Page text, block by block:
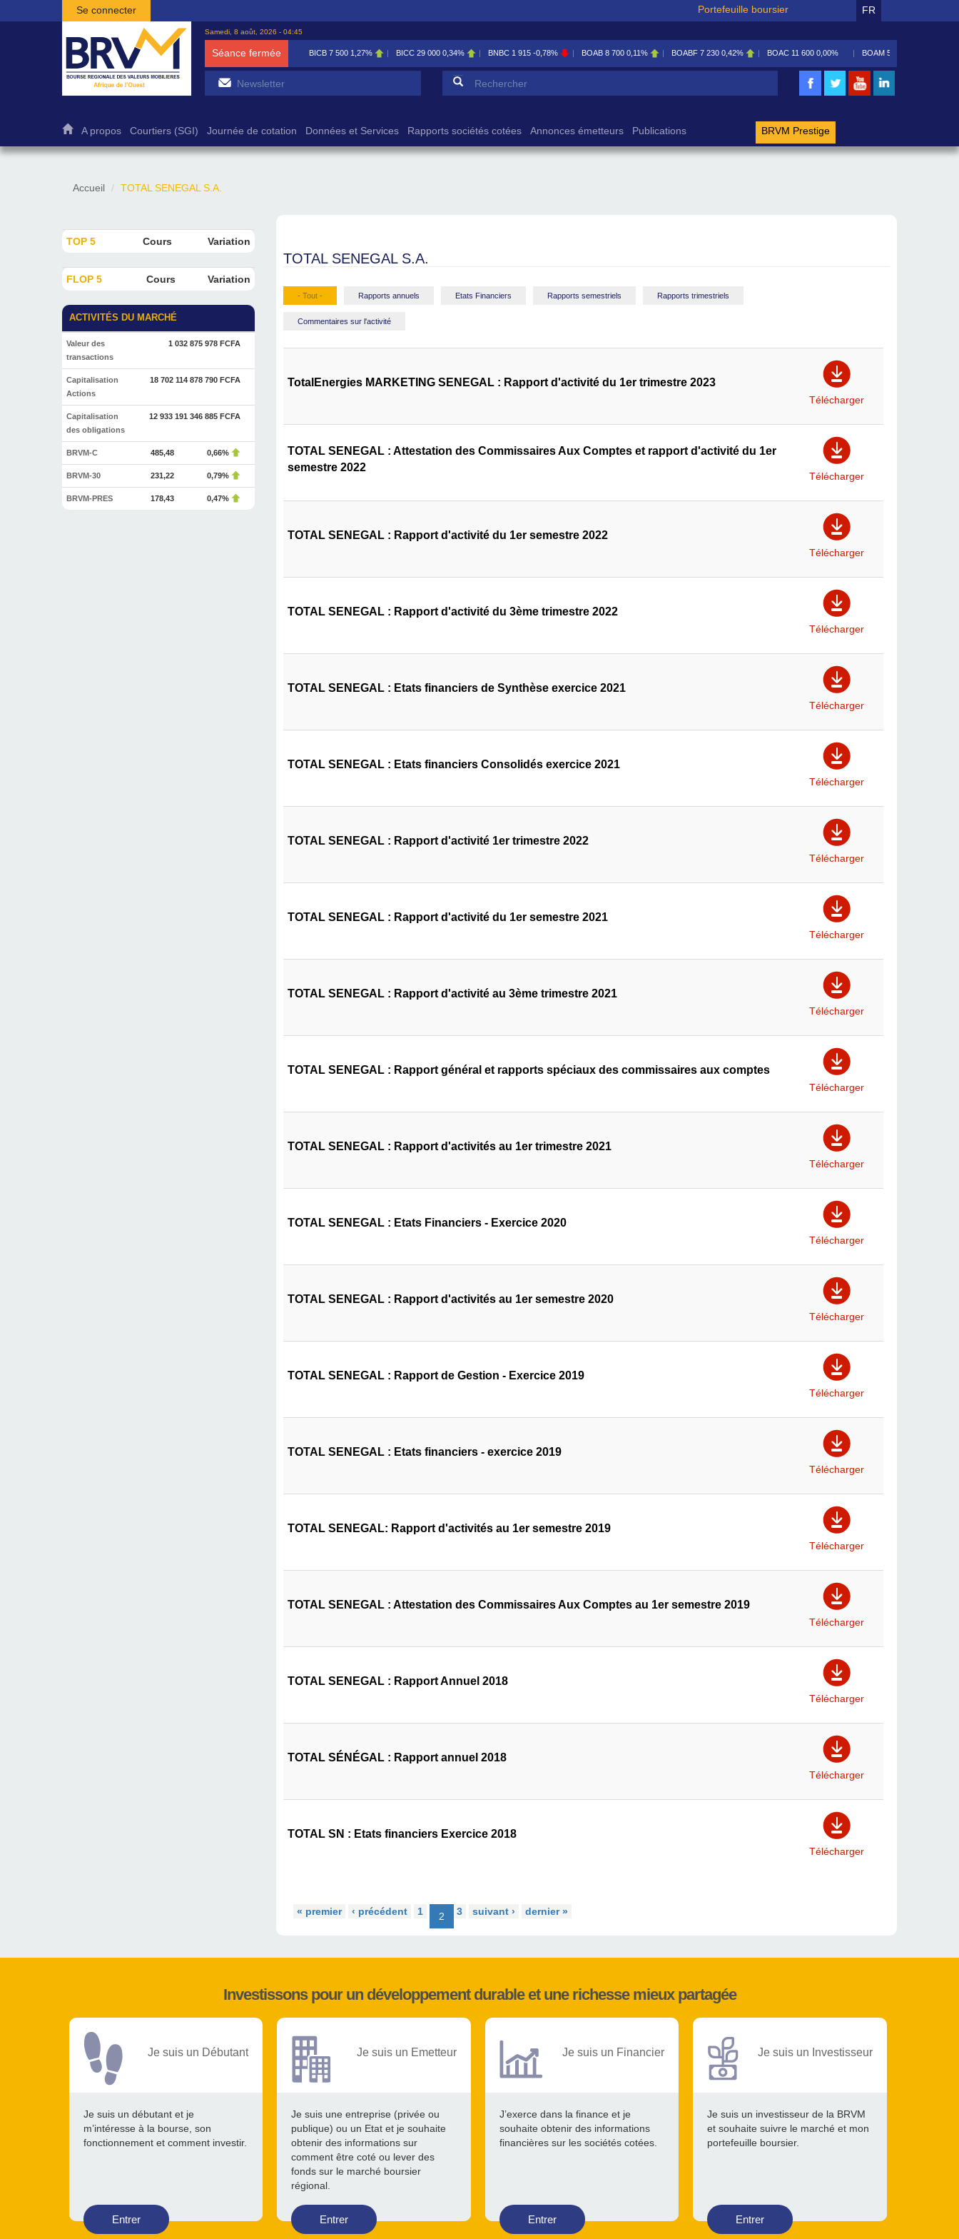
Aller au contenu principal
Se connecter Portefeuille boursier FR
Samedi, 8 août, 2026 - 04:45
Séance fermée
BICB 1,27% BICC 29 000 0,34% BNBC 1 915 -0,78% BOAB 8 700 0,11% BOABF 7 230 0,42% BOAC 11 600 0,00% BOAM 5 585 0,09%
Formulaire de recherche
A propos Courtiers (SGI) Journée de cotation Données et Services Rapports sociétés cotées Annonces émetteurs Publications BRVM Prestige
Accueil TOTAL SENEGAL S.A.
TOP 5 Cours Variation
FLOP 5 Cours Variation
ACTIVITÉS DU MARCHÉ
Valeur des
transactions
1 032 875 978 FCFA
Capitalisation
Actions
18 702 114 878 790 FCFA
Capitalisation
des obligations
12 933 191 346 885 FCFA
BRVM-C 485,48 0,66%
BRVM-30 231,22 0,79%
BRVM-PRES 178,43 0,47%
TOTAL SENEGAL S.A.
- Tout - Rapports annuels Etats Financiers Rapports semestriels Rapports trimestriels
Commentaires sur l'activité
TotalEnergies MARKETING SENEGAL : Rapport d'activité du 1er trimestre 2023
Télécharger
TOTAL SENEGAL : Attestation des Commissaires Aux Comptes et rapport d'activité du 1er
semestre 2022
Télécharger
TOTAL SENEGAL : Rapport d'activité du 1er semestre 2022
Télécharger
TOTAL SENEGAL : Rapport d'activité du 3ème trimestre 2022
Télécharger
TOTAL SENEGAL : Etats financiers de Synthèse exercice 2021
Télécharger
TOTAL SENEGAL : Etats financiers Consolidés exercice 2021
Télécharger
TOTAL SENEGAL : Rapport d'activité 1er trimestre 2022
Télécharger
TOTAL SENEGAL : Rapport d'activité du 1er semestre 2021
Télécharger
TOTAL SENEGAL : Rapport d'activité au 3ème trimestre 2021
Télécharger
TOTAL SENEGAL : Rapport général et rapports spéciaux des commissaires aux comptes
Télécharger
TOTAL SENEGAL : Rapport d'activités au 1er trimestre 2021
Télécharger
TOTAL SENEGAL : Etats Financiers - Exercice 2020
Télécharger
TOTAL SENEGAL : Rapport d'activités au 1er semestre 2020
Télécharger
TOTAL SENEGAL : Rapport de Gestion - Exercice 2019
Télécharger
TOTAL SENEGAL : Etats financiers - exercice 2019
Télécharger
TOTAL SENEGAL: Rapport d'activités au 1er semestre 2019
Télécharger
TOTAL SENEGAL : Attestation des Commissaires Aux Comptes au 1er semestre 2019
Télécharger
TOTAL SENEGAL : Rapport Annuel 2018
Télécharger
TOTAL SÉNÉGAL : Rapport annuel 2018
Télécharger
TOTAL SN : Etats financiers Exercice 2018
Télécharger
« premier ‹ précédent 1 2 3 suivant › dernier »
Investissons pour un développement durable et une richesse mieux partagée
Je suis un Débutant
Je suis un débutant et je
m’intéresse à la bourse, son
fonctionnement et comment investir.
Entrer
Je suis un Emetteur
Je suis une entreprise (privée ou
publique) ou un Etat et je souhaite
obtenir des informations sur
comment être coté ou lever des
fonds sur le marché boursier
régional.
Entrer
Je suis un Financier
J’exerce dans la finance et je
souhaite obtenir des informations
financières sur les sociétés cotées.
Entrer
Je suis un Investisseur
Je suis un investisseur de la BRVM
et souhaite suivre le marché et mon
portefeuille boursier.
Entrer